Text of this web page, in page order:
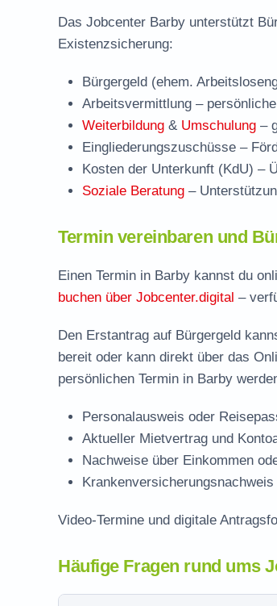
Das Jobcenter Barby unterstützt
Existenzsicherung:
Bürgergeld (ehem.
Arbeitsvermittlung –
Weiterbildung & Umschulung –
Eingliederungszuschüsse –
Kosten der Unterkunft (KdU) –
Soziale Beratung –
Termin vereinbaren und
Einen Termin in Barby kannst du
buchen über Jobcenter.digital –
Den Erstantrag auf Bürgergeld
bereit oder kann direkt über das
persönlichen Termin in Barby
Personalausweis oder
Aktueller Mietvertrag und
Nachweise über Einkommen
Krankenversicherungsnachweis
Video-Termine und digitale
Häufige Fragen rund ums